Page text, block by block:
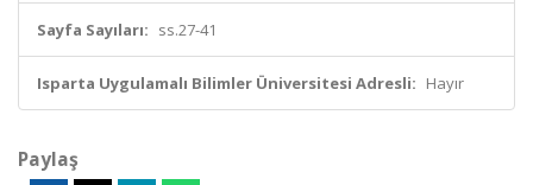
Sayfa Sayıları: ss.27-41
Isparta Uygulamalı Bilimler Üniversitesi Adresli: Hayır
Paylaş